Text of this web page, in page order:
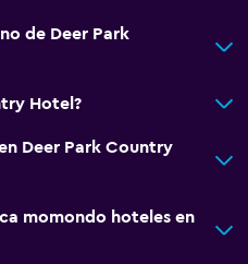
de Deer Park
Hotel?
Deer Park Country
momondo hoteles en